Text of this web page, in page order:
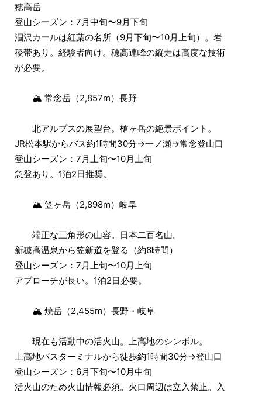
穂高岳
登山シーズン：7月中旬〜9月下旬
涸沢カールは紅葉の名所（9月下旬〜10月上旬）。岩
稜帯あり。経験者向け。穂高連峰の縦走は高度な技術
が必要。
🏔 常念岳（2,857m）長野
北アルプスの展望台。槍ヶ岳の絶景ポイント。
JR松本駅からバス約1時間30分→一ノ瀬→常念登山口
登山シーズン：7月上旬〜10月上旬
急登あり。1泊2日推奨。
🏔 笠ヶ岳（2,898m）岐阜
端正な三角形の山容。日本二百名山。
新穂高温泉から笠新道を登る（約6時間）
登山シーズン：7月上旬〜10月上旬
アプローチが長い。1泊2日必要。
🏔 焼岳（2,455m）長野・岐阜
現在も活動中の活火山。上高地のシンボル。
上高地バスターミナルから徒歩約1時間30分→登山口
登山シーズン：6月下旬〜10月中旬
活火山のため火山情報必須。火口周辺は立入禁止。入